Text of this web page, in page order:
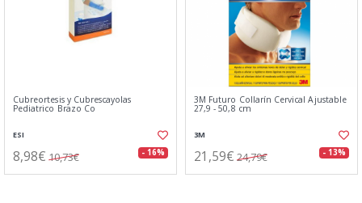
Cubreortesis y Cubrescayolas
Pediatrico Brazo Co
ESI
8,98€ 10,73€ - 16%
3M Futuro Collarín Cervical Ajustable
27,9 - 50,8 cm
3M
21,59€ 24,79€ - 13%